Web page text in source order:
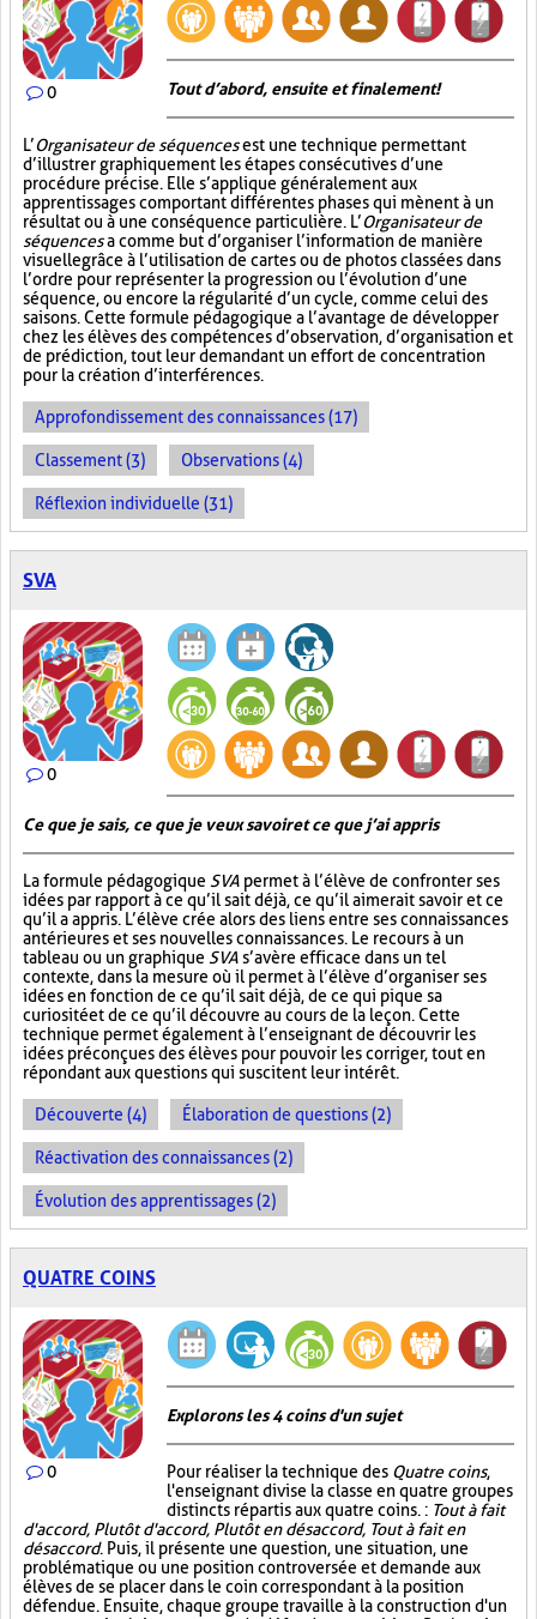
0 Tout d’abord, ensuite et finalement!
L’Organisateur de séquencesest une technique permettant
d’illustrer graphiquement les étapes consécutives d’une
procédure précise. Elle s’applique généralement aux
apprentissages comportant différentes phases qui mènent à un
résultat ou à une conséquence particulière. L’Organisateur de
séquencesa comme but d’organiser l’information de manière
visuellegrâce à l’utilisation de cartes ou de photos classées dans
l’ordre pour représenter la progression ou l’évolution d’une
séquence, ou encore la régularité d’un cycle, comme celui des
saisons. Cette formule pédagogique a l’avantage de développer
chez les élèves des compétences d’observation, d’organisation et
de prédiction, tout leur demandant un effort de concentration
pour la création d’interférences.
Approfondissement des connaissances (17)
Classement (3) Observations (4)
Réflexion individuelle (31)
SVA
0
Ce que je sais, ce que je veux savoir et ce que j’ai appris
La formule pédagogique SVA permet à l’élève de confronter ses
idées par rapport à ce qu’il sait déjà, ce qu’il aimerait savoir et ce
qu’il a appris. L’élève crée alors des liens entre ses connaissances
antérieures et ses nouvelles connaissances. Le recours à un
tableau ou un graphique SVA s’avère efficace dans un tel
contexte, dans la mesure où il permet à l’élève d’organiser ses
idées en fonction de ce qu’il sait déjà, de ce qui pique sa
curiosité et de ce qu’il découvre au cours de la leçon. Cette
technique permet également à l’enseignant de découvrir les
idées préconçues des élèves pour pouvoir les corriger, tout en
répondant aux questions qui suscitent leur intérêt.
Découverte (4) Élaboration de questions (2)
Réactivation des connaissances (2)
Évolution des apprentissages (2)
QUATRE COINS
0
Explorons les 4 coins d'un sujet
Pour réaliser la technique des Quatre coins,
l'enseignant divise la classe en quatre groupes
distincts répartis aux quatre coins. : Tout à fait
d'accord, Plutôt d'accord, Plutôt en désaccord, Tout à fait en
désaccord. Puis, il présente une question, une situation, une
problématique ou une position controversée et demande aux
élèves de se placer dans le coin correspondant à la position
défendue. Ensuite, chaque groupe travaille à la construction d'un